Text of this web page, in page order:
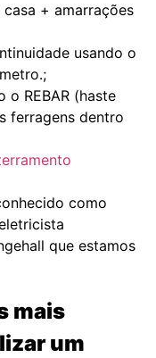
+ amarrações
usando o
o REBAR (haste
ferragens dentro
como
que estamos
mais
um